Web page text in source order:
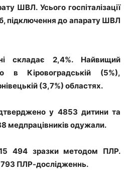
ШВЛ. Усього госпіталізації
підключення до апарату ШВЛ
складає 2,4%. Найвищий
в Кіровоградській (5%),
(3,7%) областях.
у 4853 дитини та
медпрацівників одужали.
494 зразки методом ПЛР.
793 ПЛР-дослідженнь.